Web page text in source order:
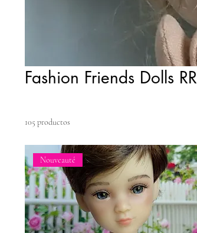
Fashion Friends Dolls RR
105 productos
Nouveauté